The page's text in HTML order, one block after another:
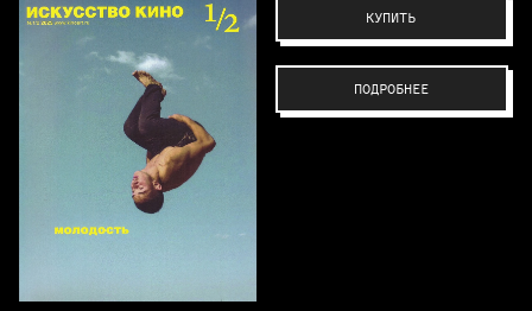
КУПИТЬ
ПОДРОБНЕЕ